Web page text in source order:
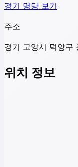
경기 명당 보기
주소
경기 고양시 덕양구
위치 정보